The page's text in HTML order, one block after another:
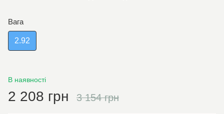
Вага
2.92
В наявності
2 208 грн 3 154 грн